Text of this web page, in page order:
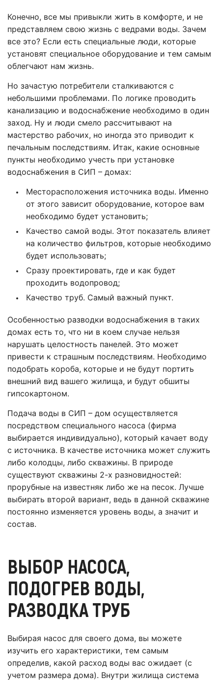
Конечно, все мы привыкли жить в комфорте, и не
представляем свою жизнь с ведрами воды. Зачем
все это? Если есть специальные люди, которые
установят специальное оборудование и тем самым
облегчают нам жизнь.
Но зачастую потребители сталкиваются с
небольшими проблемами. По логике проводить
канализацию и водоснабжение необходимо в один
заход. Ну и люди смело рассчитывают на
мастерство рабочих, но иногда это приводит к
печальным последствиям. Итак, какие основные
пункты необходимо учесть при установке
водоснабжения в СИП – домах:
Месторасположения источника воды. Именно
от этого зависит оборудование, которое вам
необходимо будет установить;
Качество самой воды. Этот показатель влияет
на количество фильтров, которые необходимо
будет использовать;
Сразу проектировать, где и как будет
проходить водопровод;
Качество труб. Самый важный пункт.
Особенностью разводки водоснабжения в таких
домах есть то, что ни в коем случае нельзя
нарушать целостность панелей. Это может
привести к страшным последствиям. Необходимо
подобрать короба, которые и не будут портить
внешний вид вашего жилища, и будут обшиты
гипсокартоном.
Подача воды в СИП – дом осуществляется
посредством специального насоса (фирма
выбирается индивидуально), который качает воду
с источника. В качестве источника может служить
либо колодцы, либо скважины. В природе
существуют скважины 2-х разновидностей:
прорубные на известняк либо же на песок. Лучше
выбирать второй вариант, ведь в данной скважине
постоянно изменяется уровень воды, а значит и
состав.
ВЫБОР НАСОСА,
ПОДОГРЕВ ВОДЫ,
РАЗВОДКА ТРУБ
Выбирая насос для своего дома, вы можете
изучить его характеристики, тем самым
определив, какой расход воды вас ожидает (с
учетом размера дома). Внутри жилища система